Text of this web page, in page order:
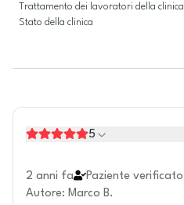
Trattamento dei lavoratori della clinica
Stato della clinica
5
2 anni fa
Paziente verificato
Autore: Marco B.